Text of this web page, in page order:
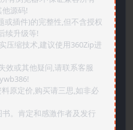
源码!
或插件)的完整性,但不含授权
续升级等!
压缩技术,建议使用360Zip进
效或其他疑问,请联系客服
原定价,购买请三思,如非必
。肯定和感激作者及发行